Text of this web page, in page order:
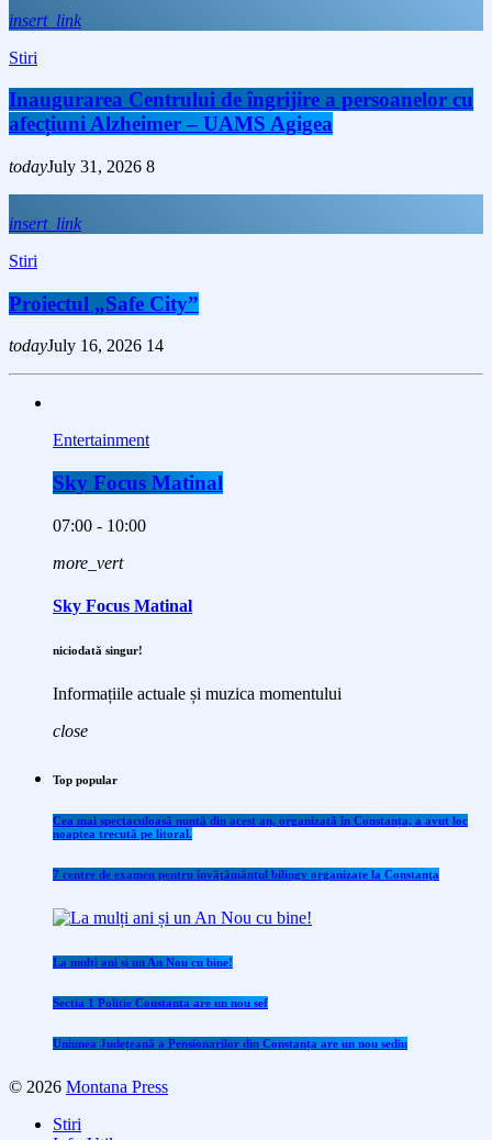
insert_link
Stiri
Inaugurarea Centrului de îngrijire a persoanelor cu
afecțiuni Alzheimer – UAMS Agigea
todayJuly 31, 2026 8
insert_link
Stiri
Proiectul „Safe City”
todayJuly 16, 2026 14
Entertainment
Sky Focus Matinal
07:00 - 10:00
more_vert
Sky Focus Matinal
niciodată singur!
Informațiile actuale și muzica momentului
close
Top popular
Cea mai spectaculoasă nuntă din acest an, organizată în Constanța, a avut loc
noaptea trecută pe litoral.
7 centre de examen pentru învăţământul bilingv organizate la Constanţa
La mulți ani și un An Nou cu bine!
Sectia 1 Politie Constanta are un nou sef
Uniunea Județeană a Pensionarilor din Constanța are un nou sediu
© 2026 Montana Press
Stiri